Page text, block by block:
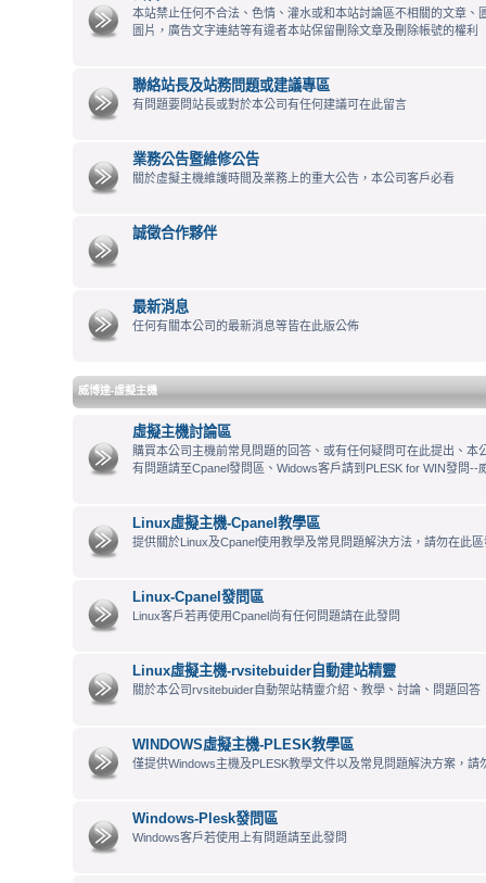
本站禁止任何不合法、色情、灌水或和本站討論區不相關的文章、
圖片，廣告文字連結等有違者本站保留刪除文章及刪除帳號的權利
聯絡站長及站務問題或建議專區
有問題要問站長或對於本公司有任何建議可在此留言
業務公告暨維修公告
關於虛擬主機維護時間及業務上的重大公告，本公司客戶必看
誠徵合作夥伴
最新消息
任何有關本公司的最新消息等皆在此版公佈
威博達-虛擬主機
虛擬主機討論區
購買本公司主機前常見問題的回答、或有任何疑問可在此提出、本
有問題請至Cpanel發問區、Widows客戶請到PLESK for WIN發問--
Linux虛擬主機-Cpanel教學區
提供關於Linux及Cpanel使用教學及常見問題解決方法，請勿在此
Linux-Cpanel發問區
Linux客戶若再使用Cpanel尚有任何問題請在此發問
Linux虛擬主機-rvsitebuider自動建站精靈
關於本公司rvsitebuider自動架站精靈介紹、教學、討論、問題回答
WINDOWS虛擬主機-PLESK教學區
僅提供Windows主機及PLESK教學文件以及常見問題解決方案，請
Windows-Plesk發問區
Windows客戶若使用上有問題請至此發問